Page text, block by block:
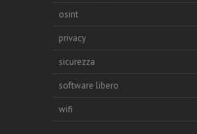
osint
privacy
sicurezza
software libero
wifi